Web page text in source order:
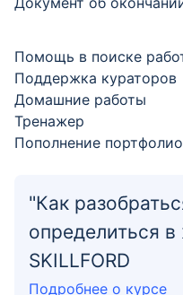
Помощь в поиске
Поддержка кураторов
Домашние работы
Тренажер
Пополнение портфолио
"Как
определиться
SKILLFORD
Подробнее о курсе